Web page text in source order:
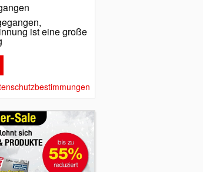
ist eine große